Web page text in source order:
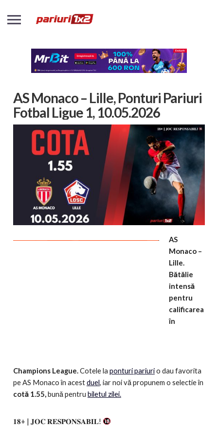
AS Monaco – Lille, Ponturi Pariuri
Fotbal Ligue 1, 10.05.2026
AS
Monaco –
Lille.
Bătălie
intensă
pentru
calificarea
în
Champions League.Cotele la ponturi pariurio dau favorita
pe AS Monaco în acestduel, iar noi vă propunem o selectie în
cotă 1.55,bună pentru biletul zilei.
𝟏𝟖+ | 𝐉𝐎𝐂 𝐑𝐄𝐒𝐏𝐎𝐍𝐒𝐀𝐁𝐈𝐋!